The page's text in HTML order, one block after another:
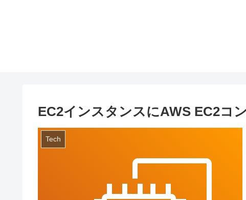
EC2インスタンスにAWS EC2コ
Tech